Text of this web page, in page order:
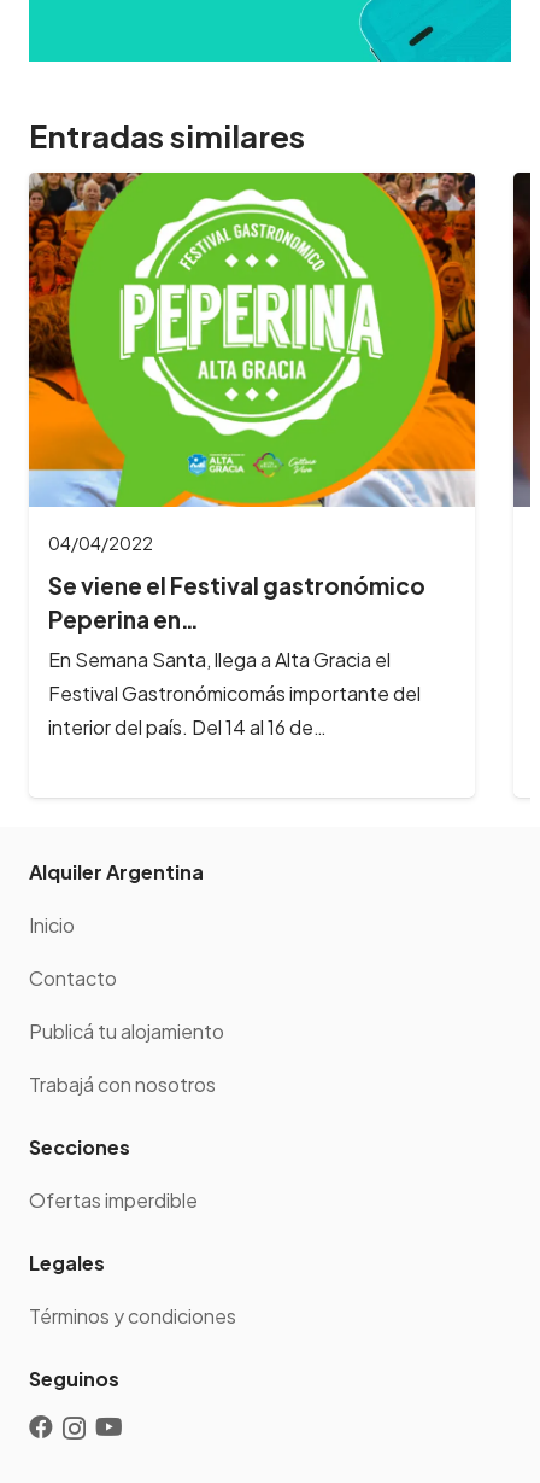
Entradas similares
04/04/2022
Se viene el Festival gastronómico
Peperina en…
En Semana Santa, llega a Alta Gracia el
Festival Gastronómicomás importante del
interior del país. Del 14 al 16 de…
Alquiler Argentina
Inicio
Contacto
Publicá tu alojamiento
Trabajá con nosotros
Secciones
Ofertas imperdible
Legales
Términos y condiciones
Seguinos